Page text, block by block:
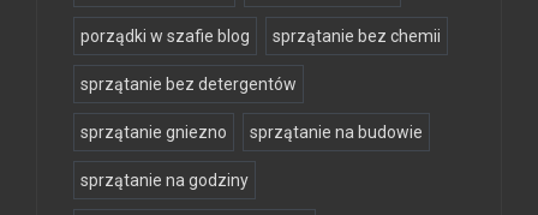
porządki w szafie blog sprzątanie bez chemii
sprzątanie bez detergentów
sprzątanie gniezno sprzątanie na budowie
sprzątanie na godziny